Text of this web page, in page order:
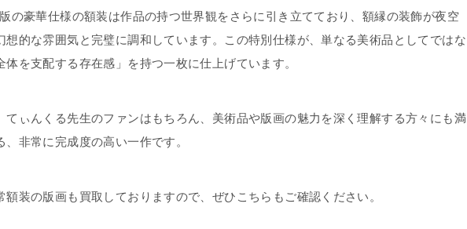
の豪華仕様の額装は作品の持つ世界観をさらに引き立てており、額縁の装飾が夜空
想的な雰囲気と完璧に調和しています。この特別仕様が、単なる美術品としてではな
体を支配する存在感」を持つ一枚に仕上げています。
てぃんくる先生のファンはもちろん、美術品や版画の魅力を深く理解する方々にも満
、非常に完成度の高い一作です。
装の版画も買取しておりますので、ぜひこちらもご確認ください。